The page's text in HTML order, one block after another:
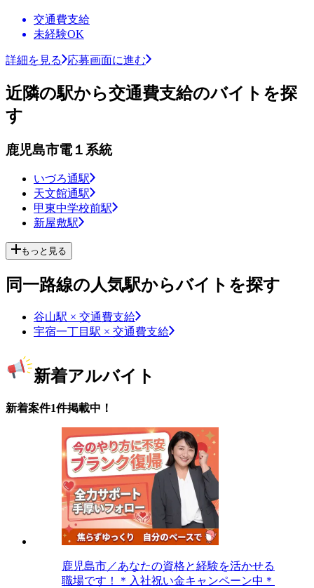
交通費支給
未経験OK
詳細を見る 応募画面に進む
近隣の駅から交通費支給のバイトを探
す
鹿児島市電１系統
いづろ通駅
天文館通駅
甲東中学校前駅
新屋敷駅
もっと見る
同一路線の人気駅からバイトを探す
谷山駅 × 交通費支給
宇宿一丁目駅 × 交通費支給
新着アルバイト
新着案件1件掲載中！
鹿児島市／あなたの資格と経験を活かせる
職場です！＊入社祝い金キャンペーン中＊